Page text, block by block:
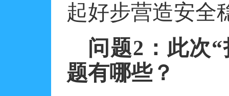
起好步营造安全
问题2 ：此次
题有哪些？